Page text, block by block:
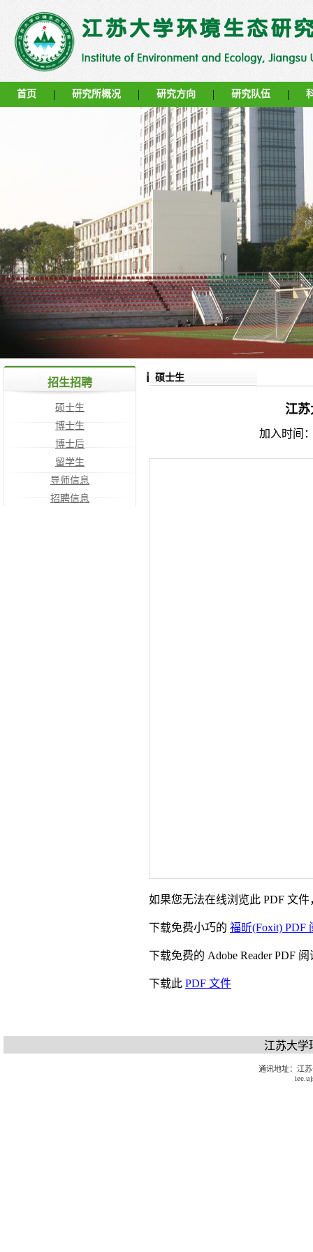
首页 | 研究所概况 | 研究方向 | 研究队伍 |
招生招聘
硕士生
博士生
博士后
留学生
导师信息
招聘信息
硕士生
江
加入时间
如果您无法在线浏览此 PDF 文件
下载免费小巧的 福昕(Foxit) PDF
下载免费的 Adobe Reader PDF
下载此 PDF 文件
江苏大学
通讯地址：江